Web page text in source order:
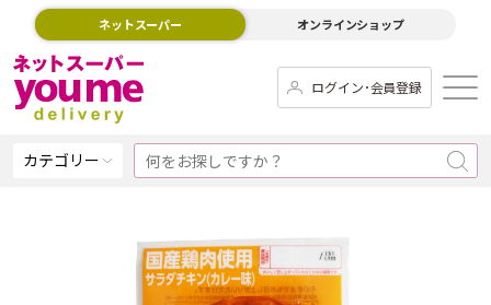
ネットスーパー オンラインショップ
ログイン･会員登録
カテゴリー